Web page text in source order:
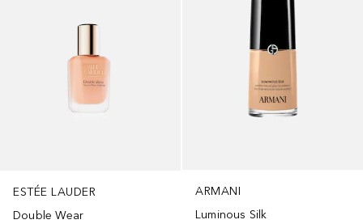
ESTÉE LAUDER
Double Wear
ARMANI
Luminous Silk